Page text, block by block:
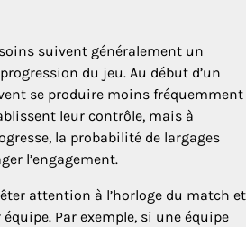
suivent généralement un
du jeu. Au début d’un
se produire moins fréquemment
leur contrôle, mais à
la probabilité de largages
l’engagement.
attention à l’horloge du match et
Par exemple, si une équipe